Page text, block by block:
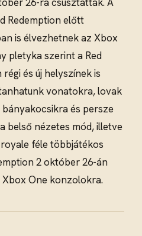
Redemption előtt
is élvezhetnek az Xbox
pletyka szerint a Red
és új helyszínek is
vonatokra, lovak
és persze
belső nézetes mód, illetve
féle többjátékos
2 október 26-án
One konzolokra.